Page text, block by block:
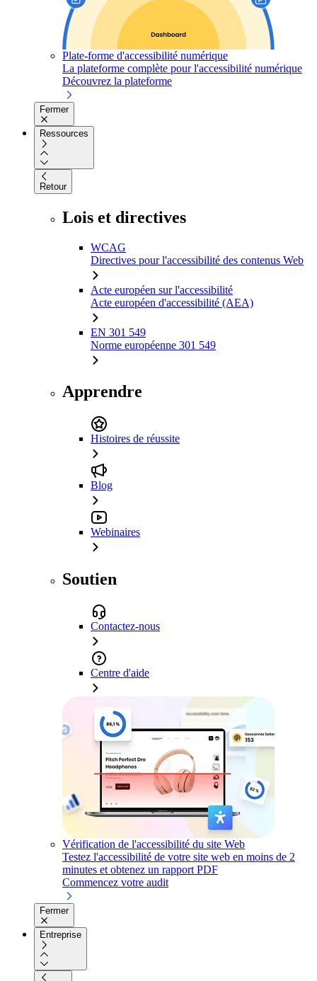
Plate-forme d'accessibilité numérique
La plateforme complète pour l'accessibilité numérique
Découvrez la plateforme
Fermer
Ressources
Retour
Lois et directives
WCAG
Directives pour l'accessibilité des contenus Web
Acte européen sur l'accessibilité
Acte européen d'accessibilité (AEA)
EN 301 549
Norme européenne 301 549
Apprendre
Histoires de réussite
Blog
Webinaires
Soutien
Contactez-nous
Centre d'aide
Vérification de l'accessibilité du site Web
Testez l'accessibilité de votre site web en moins de 2
minutes et obtenez un rapport PDF
Commencez votre audit
Fermer
Entreprise